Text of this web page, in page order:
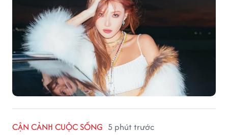
CẬN CẢNH CUỘC SỐNG 5 phút trước